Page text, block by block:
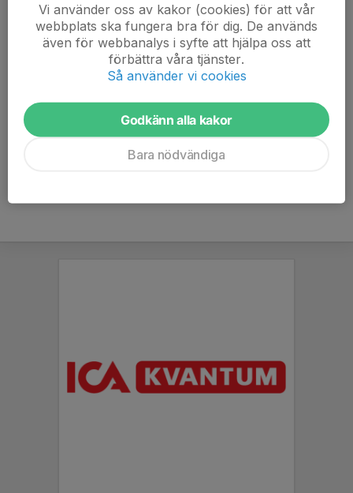
INBJUDAN
Vi använder oss av kakor (cookies) för att vår
webbplats ska fungera bra för dig. De används
även för webbanalys i syfte att hjälpa oss att
förbättra våra tjänster.
Så använder vi cookies
Godkänn alla kakor
Bara nödvändiga